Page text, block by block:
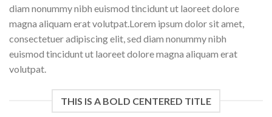
diam nonummy nibh euismod tincidunt ut laoreet dolore
magna aliquam erat volutpat.Lorem ipsum dolor sit amet,
consectetuer adipiscing elit, sed diam nonummy nibh
euismod tincidunt ut laoreet dolore magna aliquam erat
volutpat.
THIS IS A BOLD CENTERED TITLE